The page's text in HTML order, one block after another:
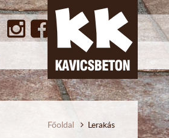
Főoldal Lerakás